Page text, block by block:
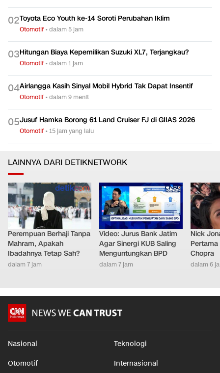
02Toyota Eco Youth ke-14 Soroti Perubahan Iklim
Otomotif•dalam 5 jam
03Hitungan Biaya Kepemilikan Suzuki XL7, Terjangkau?
Otomotif•dalam 1 jam
04Airlangga Kasih Sinyal Mobil Hybrid Tak Dapat Insentif
Otomotif•dalam 9 menit
05Jusuf Hamka Borong 61 Land Cruiser FJ di GIIAS 2026
Otomotif•15 jam yang lalu
LAINNYA DARI DETIKNETWORK
Perempuan Berhaji Tanpa
Mahram, Apakah
Ibadahnya Tetap Sah?
dalam 7 jam
Video: Jurus Bank Jatim
Agar Sinergi KUB Saling
Menguntungkan BPD
dalam 7 jam
Nick
Chopra
dalam 6
Nasional Teknologi
Otomotif Internasional